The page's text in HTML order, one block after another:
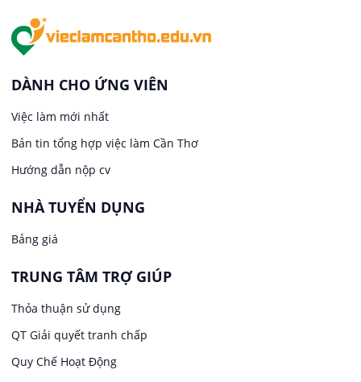
In ấn / Xuất bản
Kế toán
Lái xe
Lao Động Phổ Thông
Lễ tân
May mặc
Ngân hàng
Việc làm tại An Bình
Việc làm tại Long Tuyền
Việc làm tại Hưng Phú
Việc làm tại Phước Thới
Việc làm tại Thới Long
Việc làm tại Trung Nhất
Việc làm tại Thuận Hưng
Việc làm tại Vị Thanh
DÀNH CHO ỨNG VIÊN
Việc làm mới nhất
Bản tin tổng hợp việc làm Cần Thơ
Hướng dẫn nộp cv
NHÀ TUYỂN DỤNG
Bảng giá
TRUNG TÂM TRỢ GIÚP
Thỏa thuận sử dụng
QT Giải quyết tranh chấp
Quy Chế Hoạt Động